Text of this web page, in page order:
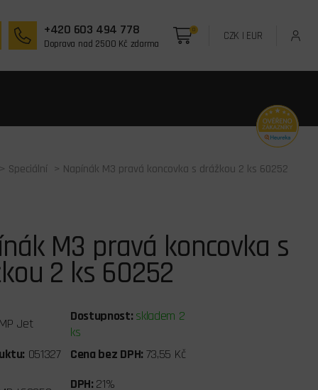
+420 603 494 778
Doprava nad 2500 Kč zdarma
0 CZK | EUR
Speciální > Napínák M3 pravá koncovka s drážkou 2 ks 60252
M3 pravá koncovka s
2 ks 60252
Jet Dostupnost: skladem 2
ks
051327 Cena bez DPH: 73,55 Kč
DPH: 21%